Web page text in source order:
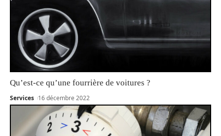
Qu’est-ce qu’une fourrière de voitures ?
Services 16 décembre 2022